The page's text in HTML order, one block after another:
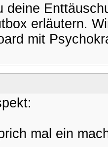
deine
erläutern.
mit
mal ein